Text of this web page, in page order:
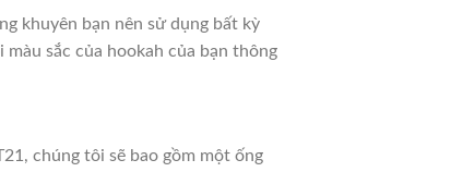
khuyên bạn nên sử dụng bất kỳ
sắc của hookah của bạn thông
chúng tôi sẽ bao gồm một ống